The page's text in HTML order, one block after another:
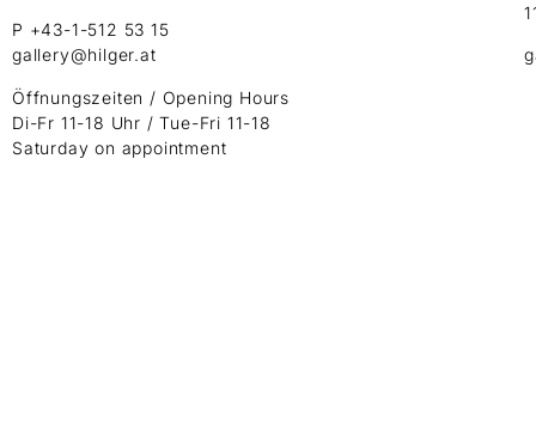
P +43-1-512 53 15
gallery@hilger.at
Öffnungszeiten / Opening Hours
Di-Fr 11-18 Uhr / Tue-Fri 11-18
Saturday on appointment